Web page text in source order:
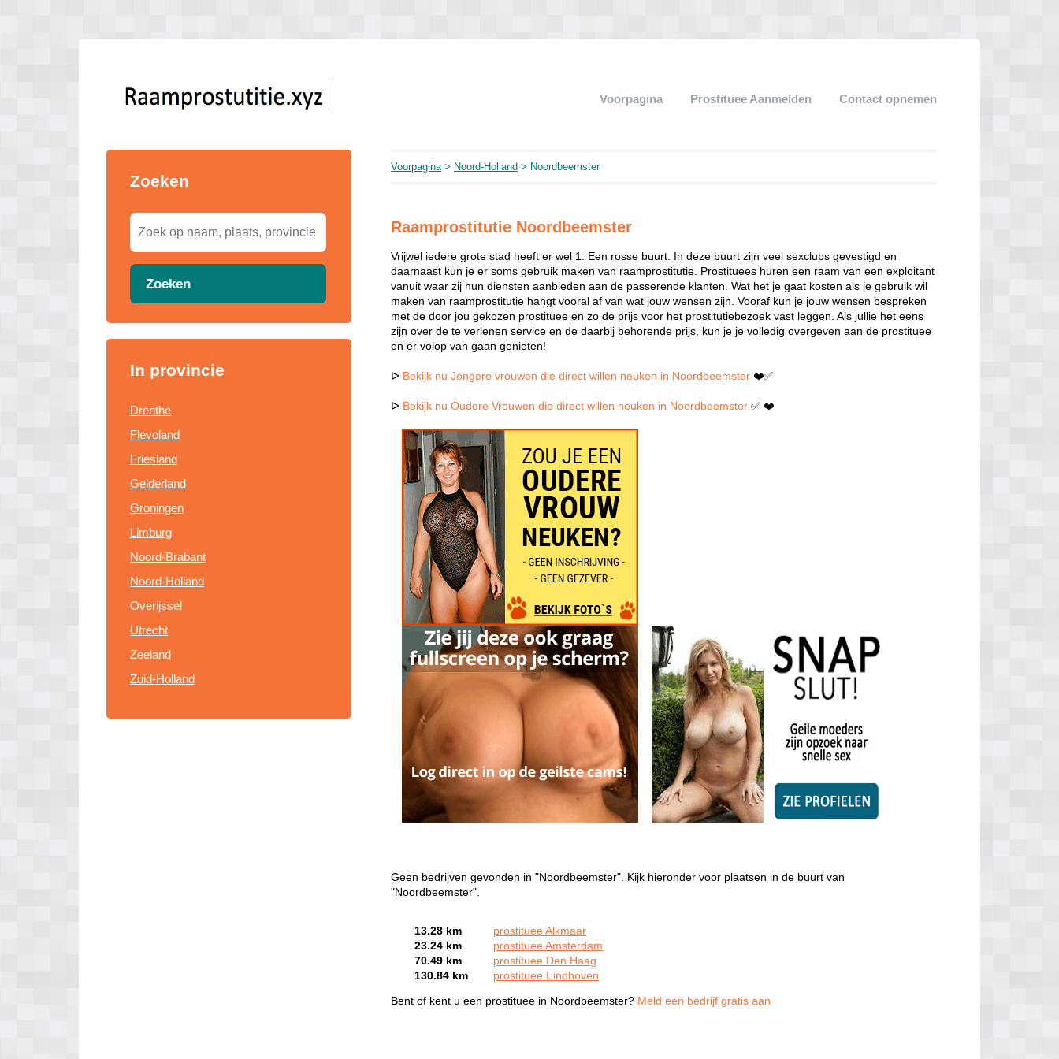
Voorpagina Prostituee Aanmelden Contact opnemen
Zoeken
Zoeken
In provincie
Drenthe
Flevoland
Friesland
Gelderland
Groningen
Limburg
Noord-Brabant
Noord-Holland
Overijssel
Utrecht
Zeeland
Zuid-Holland
Voorpagina> Noord-Holland > Noordbeemster
Raamprostitutie Noordbeemster
Vrijwel iedere grote stad heeft er wel 1: Een rosse buurt. In deze buurt zijn veel sexclubs gevestigd en
daarnaast kun je er soms gebruik maken van raamprostitutie. Prostituees huren een raam van een exploitant
vanuit waar zij hun diensten aanbieden aan de passerende klanten. Wat het je gaat kosten als je gebruik wil
maken van raamprostitutie hangt vooral af van wat jouw wensen zijn. Vooraf kun je jouw wensen bespreken
met de door jou gekozen prostituee en zo de prijs voor het prostitutiebezoek vast leggen. Als jullie het eens
zijn over de te verlenen service en de daarbij behorende prijs, kun je je volledig overgeven aan de prostituee
en er volop van gaan genieten!
ᐅ Bekijk nu Jongere vrouwen die direct willen neuken in Noordbeemster ❤️✅
ᐅ Bekijk nu Oudere Vrouwen die direct willen neuken in Noordbeemster ✅ ❤️
Geen bedrijven gevonden in "Noordbeemster". Kijk hieronder voor plaatsen in de buurt van
"Noordbeemster".
13.28 km
prostituee Alkmaar
23.24 km
prostituee Amsterdam
70.49 km
prostituee Den Haag
130.84 km
prostituee Eindhoven
Bent of kent u een prostituee in Noordbeemster? Meld een bedrijf gratis aan